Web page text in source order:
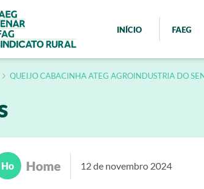
INÍCIO FAEG
QUEIJO CABACINHA ATEG AGROINDUSTRIA DO
Ho Home 12 de novembro 2024